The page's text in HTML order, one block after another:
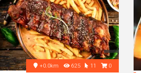
+0.0km 625 11 0